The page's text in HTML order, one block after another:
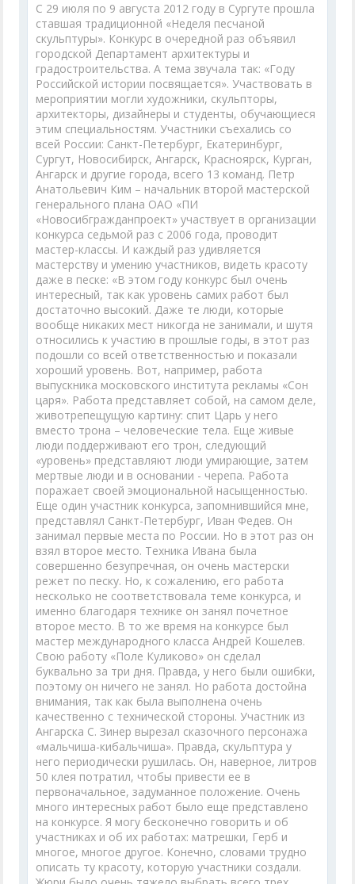
С 29 июля по 9 августа 2012 году в Сургуте прошла
ставшая традиционной «Неделя песчаной
скульптуры». Конкурс в очередной раз объявил
городской Департамент архитектуры и
градостроительства. А тема звучала так: «Году
Российской истории посвящается». Участвовать в
мероприятии могли художники, скульпторы,
архитекторы, дизайнеры и студенты, обучающиеся
этим специальностям. Участники съехались со
всей России: Санкт-Петербург, Екатеринбург,
Сургут, Новосибирск, Ангарск, Красноярск, Курган,
Ангарск и другие города, всего 13 команд. Петр
Анатольевич Ким – начальник второй мастерской
генерального плана ОАО «ПИ
«Новосибгражданпроект» участвует в организации
конкурса седьмой раз с 2006 года, проводит
мастер-классы. И каждый раз удивляется
мастерству и умению участников, видеть красоту
даже в песке: «В этом году конкурс был очень
интересный, так как уровень самих работ был
достаточно высокий. Даже те люди, которые
вообще никаких мест никогда не занимали, и шутя
относились к участию в прошлые годы, в этот раз
подошли со всей ответственностью и показали
хороший уровень. Вот, например, работа
выпускника московского института рекламы «Сон
царя». Работа представляет собой, на самом деле,
животрепещущую картину: спит Царь у него
вместо трона – человеческие тела. Еще живые
люди поддерживают его трон, следующий
«уровень» представляют люди умирающие, затем
мертвые люди и в основании - черепа. Работа
поражает своей эмоциональной насыщенностью.
Еще один участник конкурса, запомнившийся мне,
представлял Санкт-Петербург, Иван Федев. Он
занимал первые места по России. Но в этот раз он
взял второе место. Техника Ивана была
совершенно безупречная, он очень мастерски
режет по песку. Но, к сожалению, его работа
несколько не соответствовала теме конкурса, и
именно благодаря технике он занял почетное
второе место. В то же время на конкурсе был
мастер международного класса Андрей Кошелев.
Свою работу «Поле Куликово» он сделал
буквально за три дня. Правда, у него были ошибки,
поэтому он ничего не занял. Но работа достойна
внимания, так как была выполнена очень
качественно с технической стороны. Участник из
Ангарска С. Зинер вырезал сказочного персонажа
«мальчиша-кибальчиша». Правда, скульптура у
него периодически рушилась. Он, наверное, литров
50 клея потратил, чтобы привести ее в
первоначальное, задуманное положение. Очень
много интересных работ было еще представлено
на конкурсе. Я могу бесконечно говорить и об
участниках и об их работах: матрешки, Герб и
многое, многое другое. Конечно, словами трудно
описать ту красоту, которую участники создали.